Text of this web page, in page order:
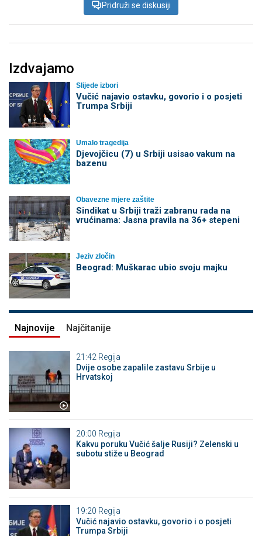
Pridruži se diskusiji
Izdvajamo
Slijede izbori
Vučić najavio ostavku, govorio i o posjeti
Trumpa Srbiji
Umalo tragedija
Djevojčicu (7) u Srbiji usisao vakum na
bazenu
Obavezne mjere zaštite
Sindikat u Srbiji traži zabranu rada na
vrućinama: Jasna pravila na 36+ stepeni
Jeziv zločin
Beograd: Muškarac ubio svoju majku
Najnovije Najčitanije
21:42 Regija
Dvije osobe zapalile zastavu Srbije u
Hrvatskoj
20:00 Regija
Kakvu poruku Vučić šalje Rusiji? Zelenski u
subotu stiže u Beograd
19:20 Regija
Vučić najavio ostavku, govorio i o posjeti
Trumpa Srbiji